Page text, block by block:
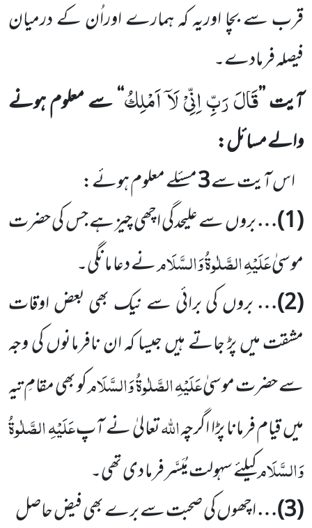
قرب سے بچا اوریہ کہ ہمارے اوراُن کے درمیان
فیصلہ فرمادے۔
آیت’’قَالَ رَبِّ اِنِّیْ لَاۤ اَمْلِكُ‘‘سے معلوم ہونے
والے مسائل:
اس آیت سے3مسئلے معلوم ہوئے:
(
1
)…بروں سے علیحدگی اچھی چیز ہے جس کی حضرت
موسیٰعَلَیْہِ الصَّلٰوۃُ وَالسَّلَامنے دعا مانگی۔
(
2
)…بروں کی برائی سے نیک بھی بعض اوقات
مشقت میں پڑ جاتے ہیں جیسا کہ ان نافرمانوں کی وجہ
سے حضرت موسیٰعَلَیْہِالصَّلٰوۃُ وَالسَّلَامکو بھی مقامِ تیہ
میں قیام فرمانا پڑا اگرچہاللہتعالیٰ نے آپعَلَیْہِ الصَّلٰوۃُ
وَالسَّلَامکیلئے سہولت مُیَسَّر فرما دی تھی۔
(
3
)…اچھوں کی صحبت سے برے بھی فیض حاصل